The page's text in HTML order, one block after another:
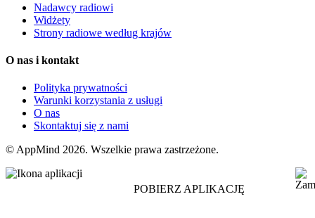
Nadawcy radiowi
Widżety
Strony radiowe według krajów
O nas i kontakt
Polityka prywatności
Warunki korzystania z usługi
O nas
Skontaktuj się z nami
© AppMind 2026. Wszelkie prawa zastrzeżone.
POBIERZ APLIKACJĘ